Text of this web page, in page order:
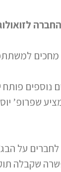
לזואולוגיה
שפרופ’
לחברים על
שקבלה